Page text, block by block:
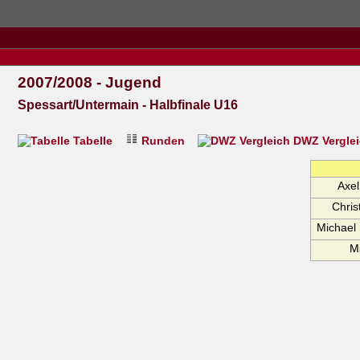
2007/2008 - Jugend
Spessart/Untermain - Halbfinale U16
Tabelle Runden DWZ